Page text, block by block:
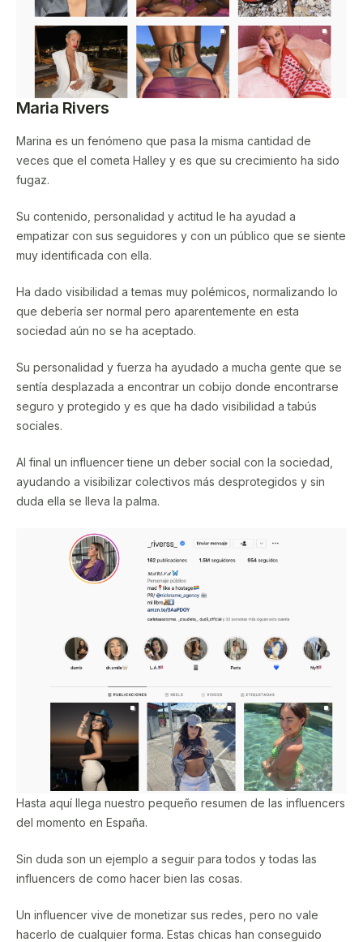
Maria Rivers
Marina es un fenómeno que pasa la misma cantidad de
veces que el cometa Halley y es que su crecimiento ha sido
fugaz.
Su contenido, personalidad y actitud le ha ayudad a
empatizar con sus seguidores y con un público que se siente
muy identificada con ella.
Ha dado visibilidad a temas muy polémicos, normalizando lo
que debería ser normal pero aparentemente en esta
sociedad aún no se ha aceptado.
Su personalidad y fuerza ha ayudado a mucha gente que se
sentía desplazada a encontrar un cobijo donde encontrarse
seguro y protegido y es que ha dado visibilidad a tabús
sociales.
Al final un influencer tiene un deber social con la sociedad,
ayudando a visibilizar colectivos más desprotegidos y sin
duda ella se lleva la palma.
Hasta aquí llega nuestro pequeño resumen de las influencers
del momento en España.
Sin duda son un ejemplo a seguir para todos y todas las
influencers de como hacer bien las cosas.
Un influencer vive de monetizar sus redes, pero no vale
hacerlo de cualquier forma. Estas chicas han conseguido